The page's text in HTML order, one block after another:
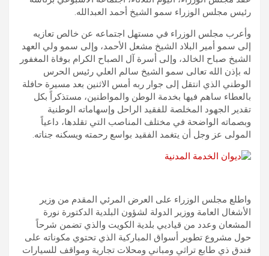
رئيس مجلس الوزراء سمو الشيخ أحمد العبدالله.
وأعرب مجلس الوزراء في مستهل اجتماعه عن خالص تعازيه
إلى سمو أمير البلاد الشيخ مشعل الأحمد، وإلى سمو ولي العهد
الشيخ صباح الخالد، وإلى أسرة آل الصباح الكرام بوفاة المغفور
له بإذن الله تعالى سمو الشيخ سالم العلي رئيس الحرس
الوطني الذي انتقل إلى جوار ربه أمس الاثنين بعد مسيرة حافلة
بالعطاء ساهم فيها بخدمة الوطن والمواطنين، مستذكراً بكل
تقدير الجهود المخلصة للفقيد الراحل وإسهاماته الوطنية
وبصماته الواضحة في مختلف المناصب التي تقلدها، داعياً
المولى عز وجل أن يتغمد الفقيد بواسع رحمته ويسكنه جناته.
واطلع مجلس الوزراء على العرض المرئي المقدم من وزير
الأشغال العامة ووزير الدولة لشؤون البلدية الدكتورة نورة
المشعان وعدد من قياديي بلدية الكويت والذي تضمن شرحاً
حول مشروع تطوير أسواق المباركية الذي تحتوي مكوناته على
فندق ذي طابع تراثي ومباني ومحلات تجارية ومواقف للسيارات